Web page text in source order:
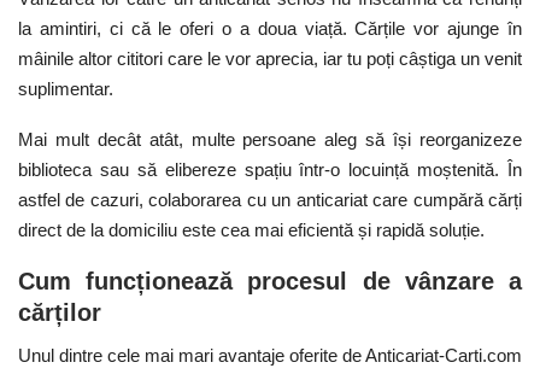
la amintiri, ci că le oferi o a doua viață. Cărțile vor ajunge în
mâinile altor cititori care le vor aprecia, iar tu poți câștiga un venit
suplimentar.
Mai mult decât atât, multe persoane aleg să își reorganizeze
biblioteca sau să elibereze spațiu într-o locuință moștenită. În
astfel de cazuri, colaborarea cu un anticariat care cumpără cărți
direct de la domiciliu este cea mai eficientă și rapidă soluție.
Cum funcționează procesul de vânzare a
cărților
Unul dintre cele mai mari avantaje oferite deAnticariat-Carti.com